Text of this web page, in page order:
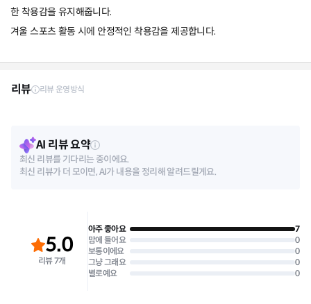
한 착용감을 유지해줍니다.
겨울 스포츠 활동 시에 안정적인 착용감을 제공합니다.